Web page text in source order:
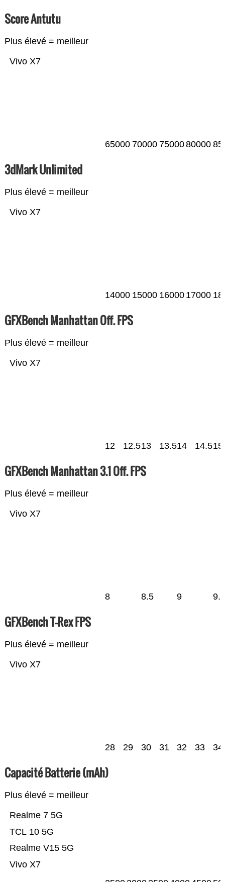
Score Antutu
Plus élevé = meilleur
Vivo X7
65000 70000 7500080000
3dMark Unlimited
Plus élevé = meilleur
Vivo X7
14000 15000 16000 17000
GFXBench Manhattan Off. FPS
Plus élevé = meilleur
Vivo X7
12 12.513 13.514 14.515
GFXBench Manhattan 3.1 Off. FPS
Plus élevé = meilleur
Vivo X7
8 8.5 9 9.5
GFXBench T-Rex FPS
Plus élevé = meilleur
Vivo X7
28 29 30 31 32 33 34
Capacité Batterie (mAh)
Plus élevé = meilleur
Vivo X7
Realme V15 5G
TCL 10 5G
Realme 7 5G